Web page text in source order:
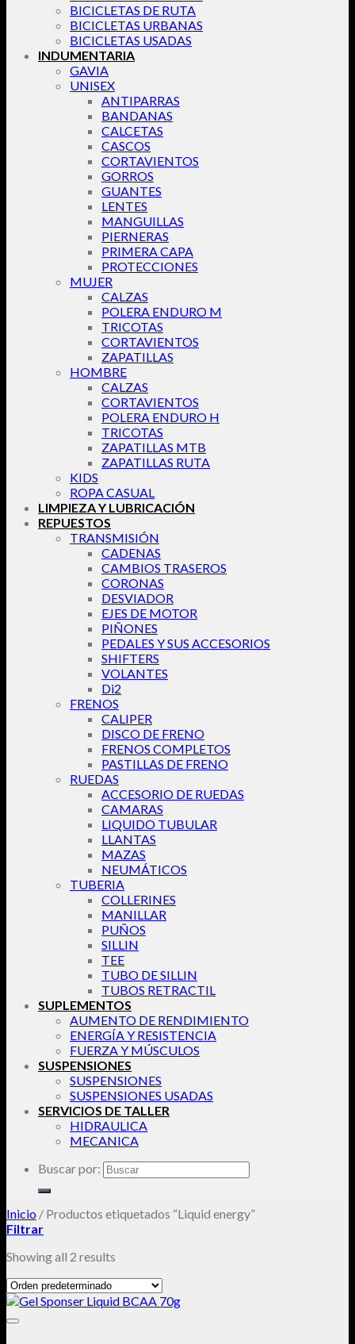
BICICLETAS DE RUTA
BICICLETAS URBANAS
BICICLETAS USADAS
INDUMENTARIA
GAVIA
UNISEX
ANTIPARRAS
BANDANAS
CALCETAS
CASCOS
CORTAVIENTOS
GORROS
GUANTES
LENTES
MANGUILLAS
PIERNERAS
PRIMERA CAPA
PROTECCIONES
MUJER
CALZAS
POLERA ENDURO M
TRICOTAS
CORTAVIENTOS
ZAPATILLAS
HOMBRE
CALZAS
CORTAVIENTOS
POLERA ENDURO H
TRICOTAS
ZAPATILLAS MTB
ZAPATILLAS RUTA
KIDS
ROPA CASUAL
LIMPIEZA Y LUBRICACIÓN
REPUESTOS
TRANSMISIÓN
CADENAS
CAMBIOS TRASEROS
CORONAS
DESVIADOR
EJES DE MOTOR
PIÑONES
PEDALES Y SUS ACCESORIOS
SHIFTERS
VOLANTES
Di2
FRENOS
CALIPER
DISCO DE FRENO
FRENOS COMPLETOS
PASTILLAS DE FRENO
RUEDAS
ACCESORIO DE RUEDAS
CAMARAS
LIQUIDO TUBULAR
LLANTAS
MAZAS
NEUMÁTICOS
TUBERIA
COLLERINES
MANILLAR
PUÑOS
SILLIN
TEE
TUBO DE SILLIN
TUBOS RETRACTIL
SUPLEMENTOS
AUMENTO DE RENDIMIENTO
ENERGÍA Y RESISTENCIA
FUERZA Y MÚSCULOS
SUSPENSIONES
SUSPENSIONES
SUSPENSIONES USADAS
SERVICIOS DE TALLER
HIDRAULICA
MECANICA
Buscar por:
Inicio / Productos etiquetados “Liquid energy”
Filtrar
Showing all 2 results